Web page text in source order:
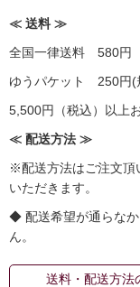
≪ 送料 ≫
全国一律送料 580円
ゆうパケット 250円(
5,500円（税込）以上
≪ 配送方法 ≫
※配送方法はご注文頂
いただきます。
◆ 配送希望が通らな
ん。
送料・配送方法